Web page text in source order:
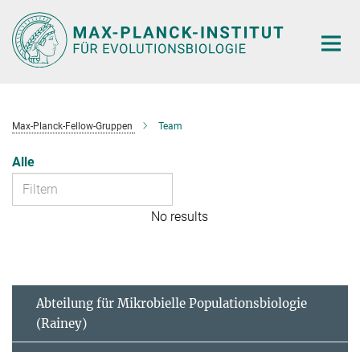
Hauptinhalt
Max-Planck-Fellow-Gruppen Team
Alle
No results
Abteilung für Mikrobielle Populationsbiologie
(Rainey)